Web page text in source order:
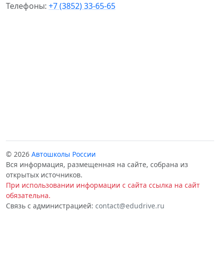
Телефоны: +7 (3852) 33-65-65
© 2026 Автошколы России
Вся информация, размещенная на сайте, собрана из
открытых источников.
При использовании информации с сайта ссылка на сайт
обязательна.
Связь с администрацией: contact@edudrive.ru